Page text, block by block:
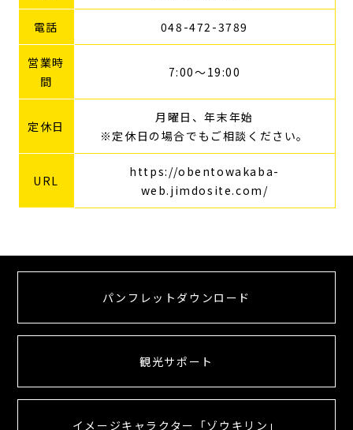
電話 048-472-3789
営業時
間
7:00～19:00
定休日
月曜日、年末年始
※定休日の場合でもご相談ください。
URL
https://obentowakaba-
web.jimdosite.com/
パンフレットダウンロード
観光サポート
イメージキャラクター「ゾウキリン」